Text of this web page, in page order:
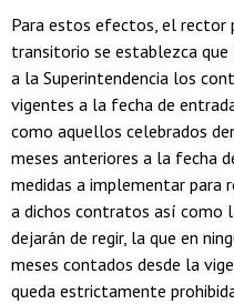
Para estos efectos, el rector
transitorio se establezca
a la Superintendencia los
vigentes a la fecha de
como aquellos celebrados
meses anteriores a la fecha
medidas a implementar para
a dichos contratos así como
dejarán de regir, la que en
meses contados desde la
queda estrictamente